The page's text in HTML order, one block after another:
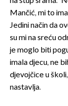
Mančić, mi to
Jedini način da
su mi na sreću
je moglo biti
imala djecu, ne
djevojčice u
nastavlja.